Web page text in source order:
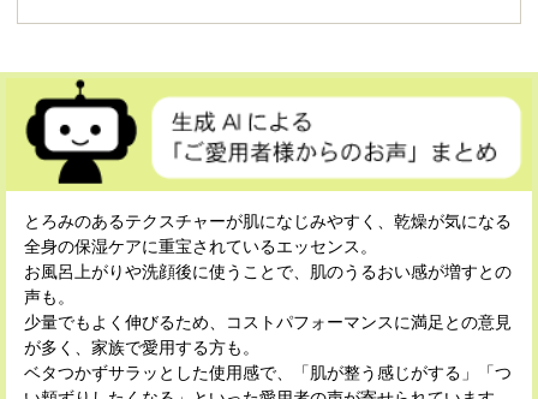
とろみのあるテクスチャーが肌になじみやすく、乾燥が気になる
全身の保湿ケアに重宝されているエッセンス。
お風呂上がりや洗顔後に使うことで、肌のうるおい感が増すとの
声も。
少量でもよく伸びるため、コストパフォーマンスに満足との意見
が多く、家族で愛用する方も。
ベタつかずサラッとした使用感で、「肌が整う感じがする」「つ